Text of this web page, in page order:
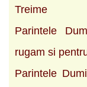
Treime
Parintele
rugam si
Parintele